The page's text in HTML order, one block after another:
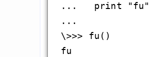
...   print "fu"
...
\>>> fu()
fu